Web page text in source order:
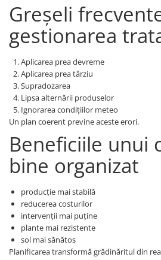
Greșeli
gestionarea
Aplicarea prea devreme
Aplicarea prea târziu
Supradozarea
Lipsa alternării produselor
Ignorarea condițiilor meteo
Un plan coerent previne aceste erori.
Beneficiile unui
bine organizat
producție mai stabilă
reducerea costurilor
intervenții mai puține
plante mai rezistente
sol mai sănătos
Planificarea transformă grădinăritul din